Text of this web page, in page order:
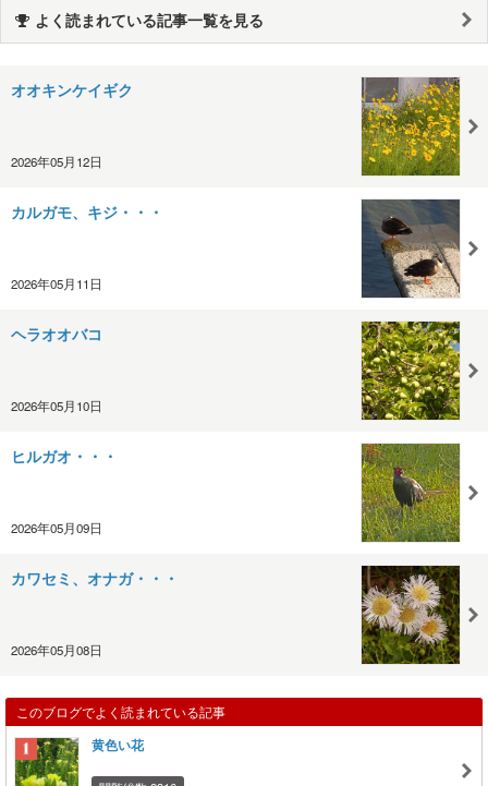
よく読まれている記事一覧を見る
オオキンケイギク
2026年05月12日
カルガモ、キジ・・・
2026年05月11日
ヘラオオバコ
2026年05月10日
ヒルガオ・・・
2026年05月09日
カワセミ、オナガ・・・
2026年05月08日
このブログでよく読まれている記事
黄色い花